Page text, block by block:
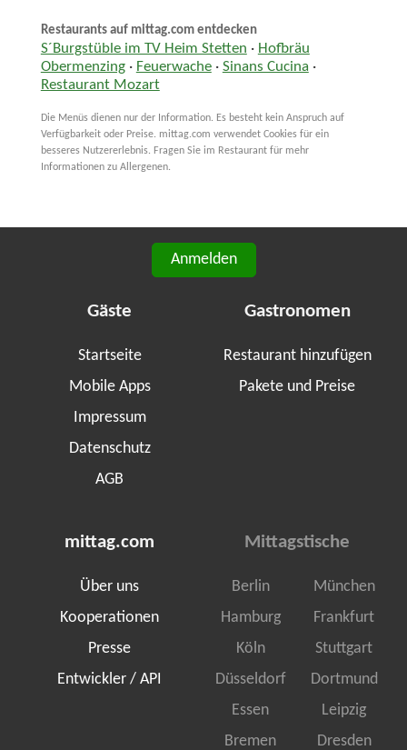
Restaurants auf mittag.com entdecken
S´Burgstüble im TV Heim Stetten · Hofbräu
Obermenzing· Feuerwache· Sinans Cucina ·
Restaurant Mozart
Die Menüs dienen nur der Information. Es besteht kein Anspruch auf
Verfügbarkeit oder Preise. mittag.com verwendet Cookies für ein
besseres Nutzererlebnis. Fragen Sie im Restaurant für mehr
Informationen zu Allergenen.
Anmelden
Gäste
Startseite
Mobile Apps
Impressum
Datenschutz
AGB
Gastronomen
Restaurant hinzufügen
Pakete und Preise
mittag.com
Über uns
Kooperationen
Presse
Entwickler / API
Mittagstische
Berlin
München
Hamburg
Frankfurt
Köln
Stuttgart
Düsseldorf
Dortmund
Essen
Leipzig
Bremen
Dresden